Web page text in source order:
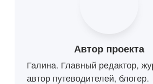
Автор проекта
Галина. Главный редактор,
автор путеводителей, блогер.